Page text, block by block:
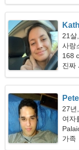
21살
사랑
168
진짜
Pete
27년
여자
가족